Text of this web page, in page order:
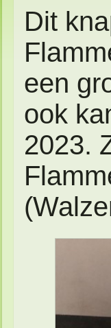
Dit
een
ook
2023.